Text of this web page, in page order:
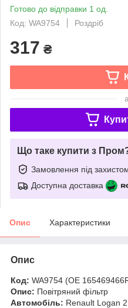
Готово до відправки 1 од.
Код: WA9754
Роздріб
317 ₴
Що таке купити з
Замовлення під
Доступна доставка
Опис Характеристики
Опис
Код: WA9754 (ОЕ
Опис: Повітряний фільтр
Автомобіль: Renault Logan 2